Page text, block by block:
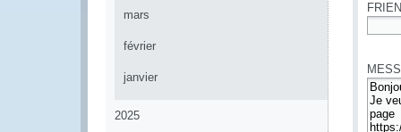
mars
février
janvier
2025